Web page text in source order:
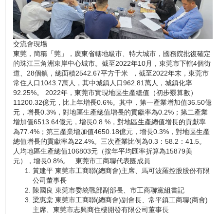
交流會現場
東莞，簡稱「莞」，廣東省轄地級市、特大城市，國務院批復確定
的珠江三角洲東岸中心城市。截至2022年10月，東莞市下轄4個街
道、28個鎮，總面積2542.67平方千米 ，截至2022年末，東莞市
常住人口1043.7萬人，其中城鎮人口962.81萬人，城鎮化率
92.25%。 2022年，東莞市實現地區生產總值（初步覈算數）
11200.32億元，比上年增長0.6%。其中，第一產業增加值36.50億
元，增長0.3%，對地區生產總值增長的貢獻率為0.2%；第二產業
增加值6513.64億元，增長0.8 %，對地區生產總值增長的貢獻率
為77.4%；第三產業增加值4650.18億元，增長0.3%，對地區生產
總值增長的貢獻率為22.4%。三次產業比例為0.3：58.2：41.5。
人均地區生產總值106803元（按年平均匯率折算為15879美
元），增長0.8%。 東莞市工商聯代表團成員
黃建平 東莞市工商聯(總商會)主席、馬可波羅控股股份有限
公司董事長
陳國良 東莞市委統戰部副部長、市工商聯黨組書記
梁惠棠 東莞市工商聯(總商會)副會長、常平鎮工商聯(商會)
主席、東莞市志興商住樓開發有限公司董事長